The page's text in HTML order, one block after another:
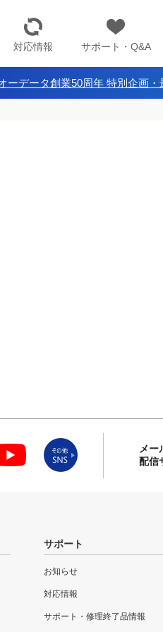
対応情報 サポート・Q&A
ーデータ創業50周年 特別企画・
メー
配信
サポート
お知らせ
対応情報
サポート・修理終了品情報